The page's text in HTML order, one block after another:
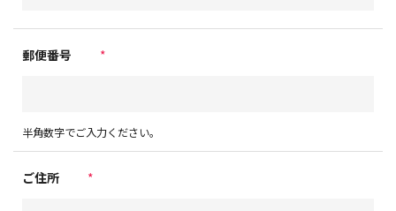
郵便番号 *
半角数字でご入力ください。
ご住所 *